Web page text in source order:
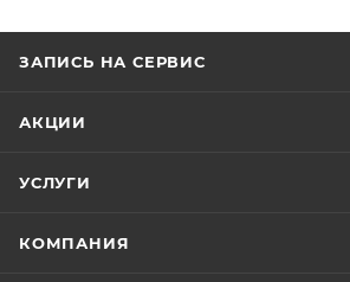
ЗАПИСЬ НА СЕРВИС
АКЦИИ
УСЛУГИ
КОМПАНИЯ